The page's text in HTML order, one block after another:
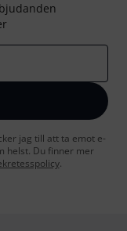
jag till att ta emot e-
helst. Du finner mer
.